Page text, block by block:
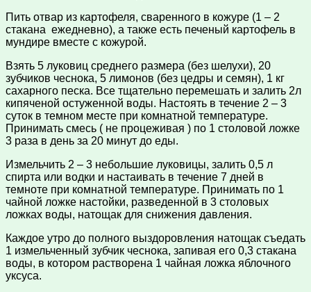
Пить отвар из картофеля, сваренного в кожуре (1 – 2
стакана ежедневно), а также есть печеный картофель в
мундире вместе с кожурой.
Взять 5 луковиц среднего размера (без шелухи), 20
зубчиков чеснока, 5 лимонов (без цедры и семян), 1 кг
сахарного песка. Все тщательно перемешать и залить 2л
кипяченой остуженной воды. Настоять в течение 2 – 3
суток в темном месте при комнатной температуре.
Принимать смесь ( не процеживая ) по 1 столовой ложке
3 раза в день за 20 минут до еды.
Измельчить 2 – 3 небольшие луковицы, залить 0,5 л
спирта или водки и настаивать в течение 7 дней в
темноте при комнатной температуре. Принимать по 1
чайной ложке настойки, разведенной в 3 столовых
ложках воды, натощак для снижения давления.
Каждое утро до полного выздоровления натощак съедать
1 измельченный зубчик чеснока, запивая его 0,3 стакана
воды, в котором растворена 1 чайная ложка яблочного
уксуса.